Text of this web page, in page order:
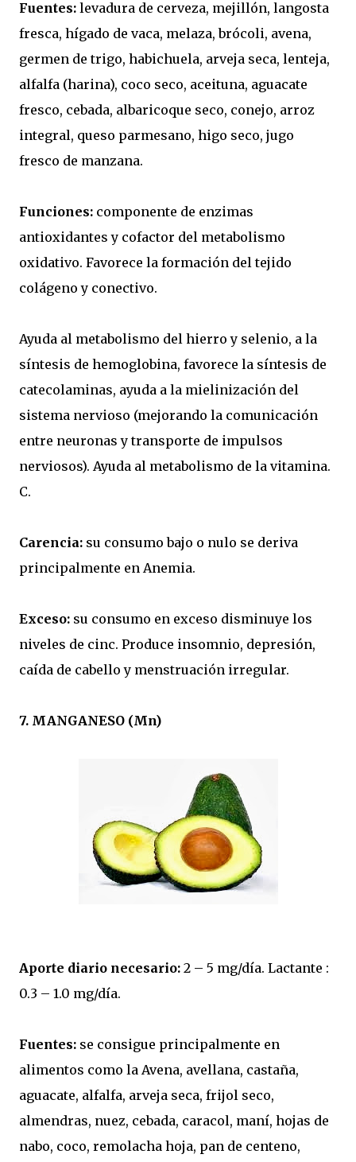
Fuentes: levadura de cerveza, mejillón, langosta
fresca, hígado de vaca, melaza, brócoli, avena,
germen de trigo, habichuela, arveja seca, lenteja,
alfalfa (harina), coco seco, aceituna, aguacate
fresco, cebada, albaricoque seco, conejo, arroz
integral, queso parmesano, higo seco, jugo
fresco de manzana.
Funciones: componente de enzimas
antioxidantes y cofactor del metabolismo
oxidativo. Favorece la formación del tejido
colágeno y conectivo.
Ayuda al metabolismo del hierro y selenio, a la
síntesis de hemoglobina, favorece la síntesis de
catecolaminas, ayuda a la mielinización del
sistema nervioso (mejorando la comunicación
entre neuronas y transporte de impulsos
nerviosos). Ayuda al metabolismo de la vitamina.
C.
Carencia: su consumo bajo o nulo se deriva
principalmente en Anemia.
Exceso: su consumo en exceso disminuye los
niveles de cinc. Produce insomnio, depresión,
caída de cabello y menstruación irregular.
7. MANGANESO (Mn)
Aporte diario necesario: 2 – 5 mg/día. Lactante :
0.3 – 1.0 mg/día.
Fuentes: se consigue principalmente en
alimentos como la Avena, avellana, castaña,
aguacate, alfalfa, arveja seca, frijol seco,
almendras, nuez, cebada, caracol, maní, hojas de
nabo, coco, remolacha hoja, pan de centeno,